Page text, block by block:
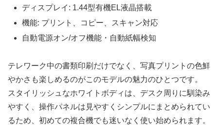
ディスプレイ: 1.44型有機EL液晶搭載
機能: プリント、コピー、スキャン対応
自動電源オン/オフ機能・自動紙幅検知
テレワーク中の書類印刷だけでなく、写真プリントの色鮮
やかさも楽しめるのがこのモデルの魅力のひとつです。
スタイリッシュなホワイトボディは、デスク周りに馴染み
やすく、操作パネルは見やすくシンプルにまとめられてい
るため、初めての複合機でも迷いなく使い始められます。